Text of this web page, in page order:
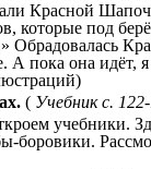
Красной
которые под
Обрадовалась
А пока она идёт,
( Учебник с.
учебники.
боровики.